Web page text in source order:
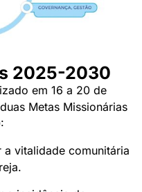
2025-2030
em 16 a 20 de
Metas Missionárias
a vitalidade comunitária